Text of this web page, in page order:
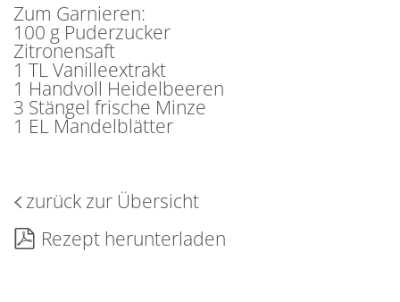
Zum Garnieren:
100 g Puderzucker
Zitronensaft
1 TL Vanilleextrakt
1 Handvoll Heidelbeeren
3 Stängel frische Minze
1 EL Mandelblätter
zurück zur Übersicht
Rezept herunterladen